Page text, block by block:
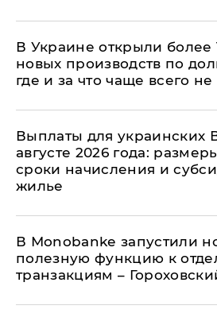
В Украине открыли более
новых производств по
где и за что чаще всего не
Выплаты для украинских
августе 2026 года:
сроки начисления и
жилье
В Мonobankе запустили
полезную функцию к
транзакциям –